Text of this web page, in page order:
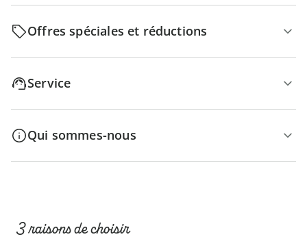
Offres spéciales et réductions
Service
Qui sommes-nous
3 raisons de choisir